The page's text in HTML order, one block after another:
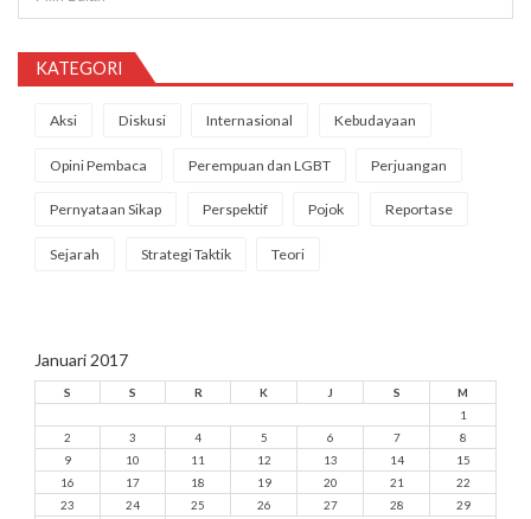
KATEGORI
Aksi Diskusi Internasional Kebudayaan
Opini Pembaca Perempuan dan LGBT Perjuangan
Pernyataan Sikap Perspektif Pojok Reportase
Sejarah Strategi Taktik Teori
Januari 2017
S S R K J S
M
1
2
3 4 5 6 7
8
9
10 11 12 13 14
15
16
17 18 19 20 21
22
23
24 25 26 27 28
29